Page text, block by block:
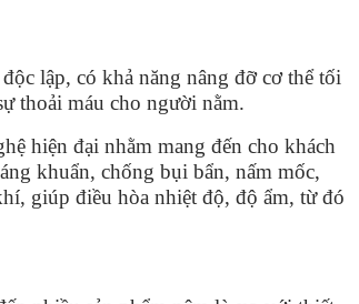
lập, có khả năng nâng đỡ cơ thể tối
thoải máu cho người nằm.
hiện đại nhằm mang đến cho khách
khuẩn, chống bụi bẩn, nấm mốc,
giúp điều hòa nhiệt độ, độ ẩm, từ đó